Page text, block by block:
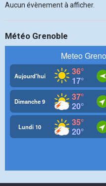
Aucun évènement à afficher.
Météo Grenoble